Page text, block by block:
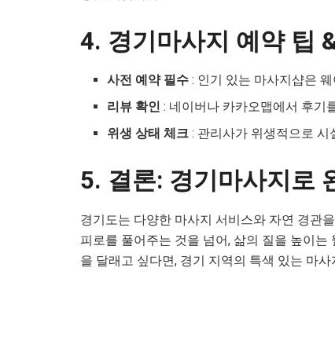
4. 경기마사지 예약 팁
사전 예약 필수 : 인기 있는 마사지샵은
리뷰 확인 : 네이버나 카카오맵에서 후기
위생 상태 체크 : 관리사가 위생적으로
5. 결론: 경기마사지로
경기도는 다양한 마사지 서비스와 자연 경관
피로를 풀어주는 것을 넘어, 삶의 질을 높이
을 달래고 싶다면, 경기 지역의 특색 있는 마